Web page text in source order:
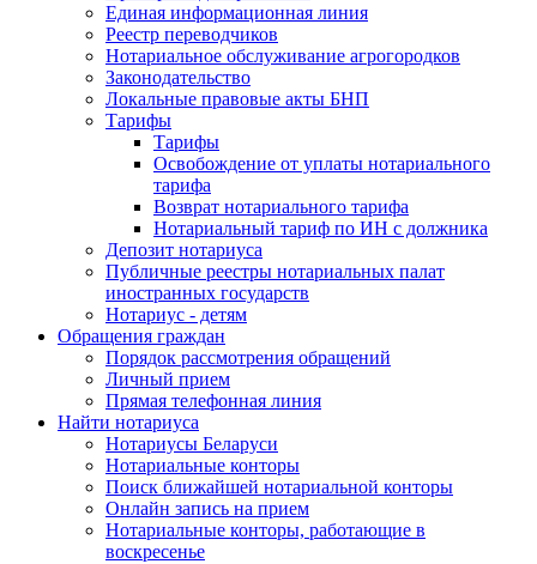
Единая информационная линия
Реестр переводчиков
Нотариальное обслуживание агрогородков
Законодательство
Локальные правовые акты БНП
Тарифы
Тарифы
Освобождение от уплаты нотариального
тарифа
Возврат нотариального тарифа
Нотариальный тариф по ИН с должника
Депозит нотариуса
Публичные реестры нотариальных палат
иностранных государств
Нотариус - детям
Обращения граждан
Порядок рассмотрения обращений
Личный прием
Прямая телефонная линия
Найти нотариуса
Нотариусы Беларуси
Нотариальные конторы
Поиск ближайшей нотариальной конторы
Онлайн запись на прием
Нотариальные конторы, работающие в
воскресенье